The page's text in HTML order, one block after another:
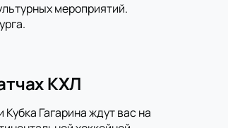
мероприятий.
КХЛ
Гагарина ждут вас на